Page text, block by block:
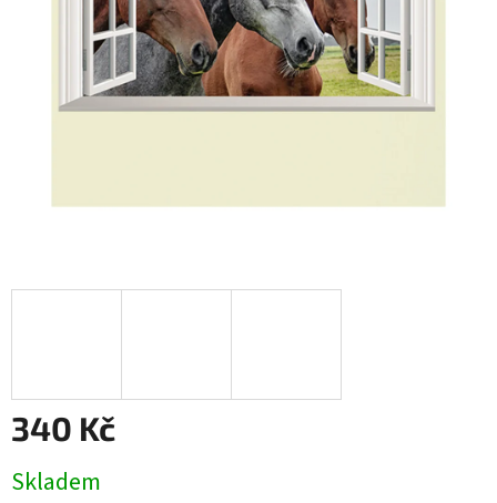
340 Kč
cena:
Skladem